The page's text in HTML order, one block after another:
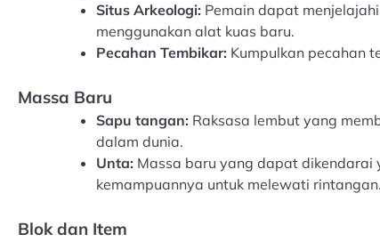
Situs Arkeologi: Pemain dapat
menggunakan alat kuas baru.
Pecahan Tembikar: Kumpulkan pecahan
Massa Baru
Sapu tangan: Raksasa lembut yang
dalam dunia.
Unta: Massa baru yang dapat
kemampuannya untuk melewati rintangan.
Blok dan Item